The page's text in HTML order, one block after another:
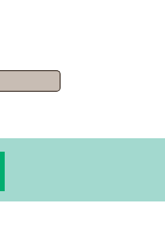
خروج از حساب کاربری